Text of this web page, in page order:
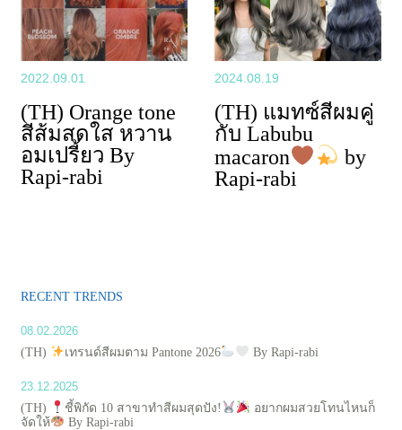
RECENT TRENDS
08.02.2026
(TH)
เทรนด์สีผมตาม Pantone 2026 By Rapi-rabi
23.12.2025
(TH)
ชี้พิกัด 10 สาขาทำสีผมสุดปัง!
อยากผมสวยโทนไหนก็
จัดให้
By Rapi-rabi
2022.09.01
(TH) Orange tone
สีส้มสดใส หวาน
อมเปรี้ยว By
Rapi-rabi
2024.08.19
(TH) แมทซ์สีผมคู่
กับ Labubu
macaron
by
Rapi-rabi